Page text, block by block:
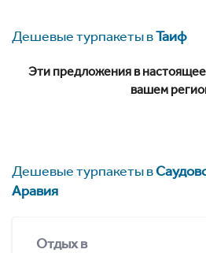
Дешевые турпакеты вТаиф
Эти предложения в
вашем
Дешевые турпакеты в
Аравия
Отдых в